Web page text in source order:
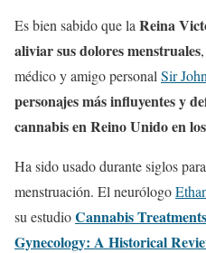
Es bien sabido que la Reina
aliviar sus dolores menstruales
médico y amigo personal Sir
personajes más influyentes y
cannabis en Reino Unido en
Ha sido usado durante siglos
menstruación. El neurólogo
su estudioCannabis
Gynecology: A Historical